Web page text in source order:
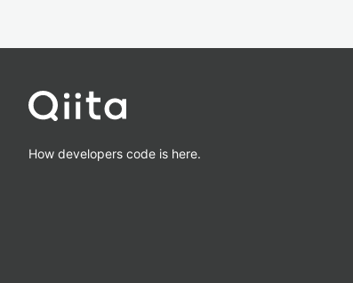
How developers code is here.